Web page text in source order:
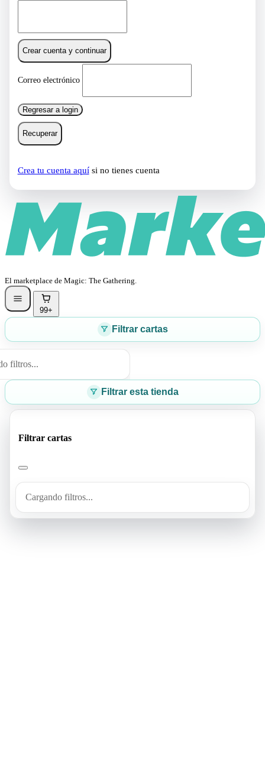
Crear cuenta y continuar
Correo electrónico
Regresar a login
Recuperar
Crea tu cuenta aquísi no tienes cuenta
El marketplace de Magic: The Gathering.
99+
Filtrar cartas
filtros...
Filtrar esta tienda
Filtrar cartas
Cargando filtros...